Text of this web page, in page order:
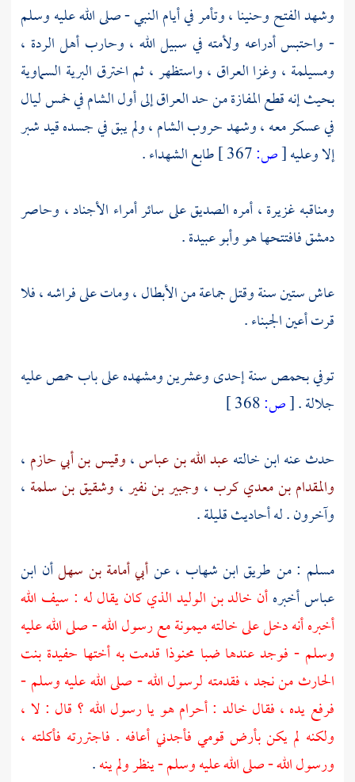
وشهد الفتحوحنينا، وتأمر في أيام النبي - صلى الله عليه وسلم
- واحتبس أدراعه ولأمته في سبيل الله ، وحارب أهل الردة ،
ومسيلمة ، وغزاالعراق ، واستظهر ، ثم اخترق البرية السماوية
بحيث إنه قطع المفازة من حدالعراقإلى أولالشامفي خمس ليال
في عسكر معه ، وشهد حروبالشام، ولم يبق في جسده قيد شبر
إلا وعليه[ص:
طابع الشهداء .
ومناقبه غزيرة ، أمرهالصديقعلى سائر أمراء الأجناد ، وحاصر
دمشقفافتتحها هووأبو عبيدة.
عاش ستين سنة وقتل جماعة من الأبطال ، ومات على فراشه ، فلا
قرت أعين الجبناء .
توفيبحمصسنة إحدى وعشرين ومشهده على باب حمص عليه
جلالة .[ص:
حدث عنه ابن خالتهعبد الله بن عباس،وقيس بن أبي حازم ،
والمقدام بن معدي كرب ، وجبير بن نفير، وشقيق بن سلمة ،
وآخرون . له أحاديث قليلة .
مسلم : من طريقابن شهاب ، عنأبي أمامة بن سهلأن ابن
عباسأخبرهأن خالد بن الوليدالذي كان يقال له : سيف الله
أخبره أنه دخل على خالتهميمونةمع رسول الله - صلى الله عليه
وسلم - فوجد عندها ضبا محنوذا قدمت به أختها حفيدة بنت
الحارثمننجد، فقدمته لرسول الله - صلى الله عليه وسلم -
فرفع يده ، فقال خالد : أحرام هو يا رسول الله ؟ قال : لا ،
ولكنه لم يكن بأرض قومي فأجدني أعافه . فاجتررته فأكلته ،
ورسول الله - صلى الله عليه وسلم - ينظر ولم ينه.